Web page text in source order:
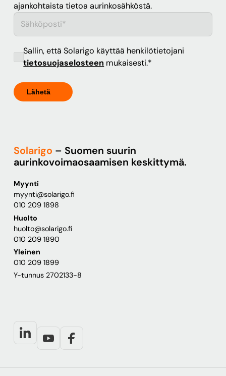
ajankohtaista tietoa aurinkosähköstä.
Sallin, että Solarigo käyttää henkilötietojani
tietosuojaselosteen mukaisesti.*
Solarigo – Suomen suurin
aurinkovoimaosaamisen keskittymä.
Myynti
myynti@solarigo.fi
010 209 1898
Huolto
huolto@solarigo.fi
010 209 1890
Yleinen
010 209 1899
Y-tunnus 2702133-8